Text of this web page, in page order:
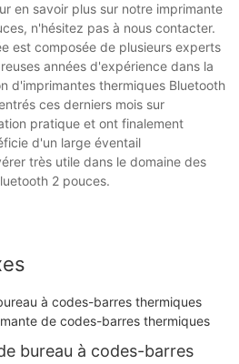
en savoir plus sur notre imprimante
n'hésitez pas à nous contacter.
est composée de plusieurs experts
années d'expérience dans la
d'imprimantes thermiques Bluetooth
ces derniers mois sur
pratique et ont finalement
d'un large éventail
très utile dans le domaine des
2 pouces.
bureau à codes-barres